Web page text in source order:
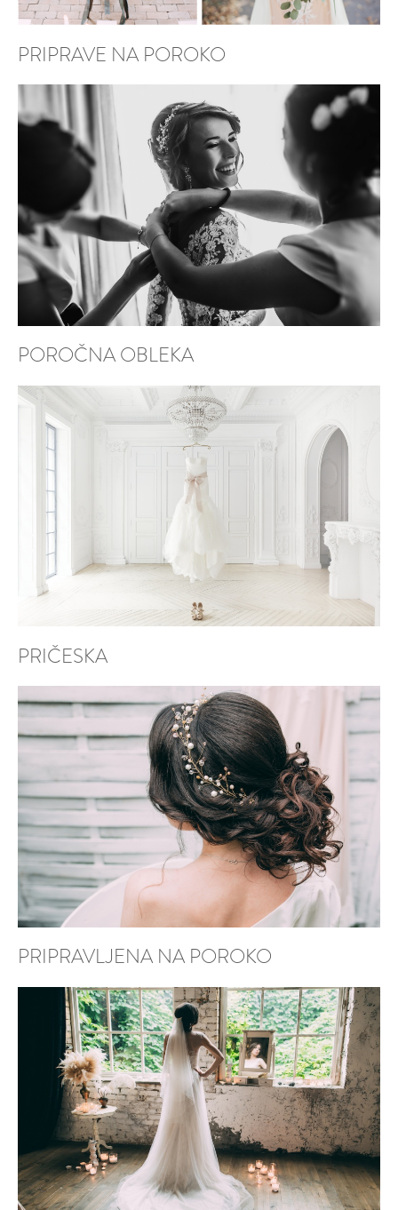
PRIPRAVE NA POROKO
POROČNA OBLEKA
PRIČESKA
PRIPRAVLJENA NA POROKO